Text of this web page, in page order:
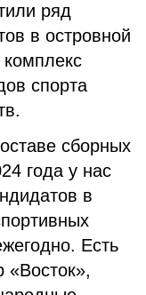
ряд
в островной
спорта
сборных
года у нас
в
Есть
«Восток»,